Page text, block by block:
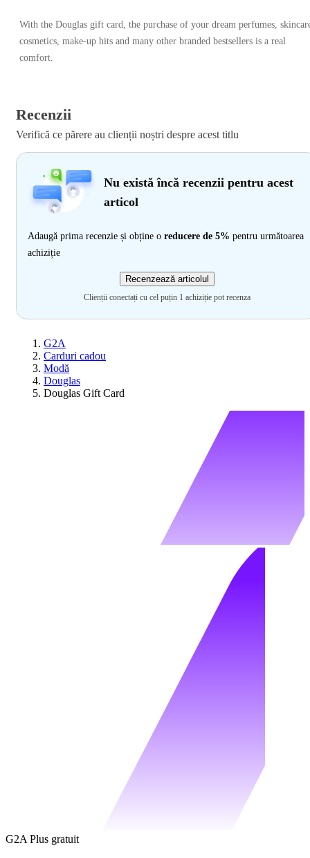
With the Douglas gift card, the purchase of your dream perfumes,
cosmetics, make-up hits and many other branded bestsellers is a real
comfort.
Recenzii
Verifică ce părere au clienții noștri despre acest titlu
Nu există încă recenzii pentru acest
articol
Adaugă prima recenzie și obține o reducere de 5% pentru următoarea
achiziție
Recenzează articolul
Clienții conectați cu cel puțin 1 achiziție pot recenza
G2A
Carduri cadou
Modă
Douglas
Douglas Gift Card
G2A Plus gratuit